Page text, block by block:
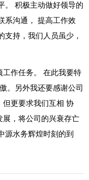
。 积极主动做好领导的
系沟通， 提高工作效
支持，我们人员虽少，
工作任务。 在此我要特
。另外我还要感谢公司
更要求我们互相 协
，将公司的兴衰存亡
源水务辉煌时刻的到